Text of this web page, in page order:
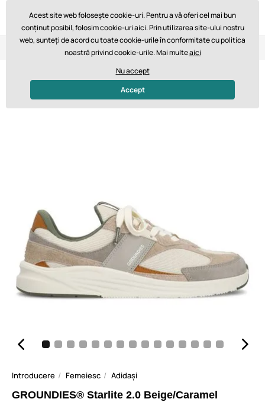
Retur în 14 zile Livrare rapidă de la 747,61 lei GRATUIT
-30%
Introducere Femeiesc Adidași
GROUNDIES® Starlite 2.0 Beige/Caramel
Acest site web folosește cookie-uri. Pentru a vă oferi cel mai bun
conținut posibil, folosim cookie-uri aici. Prin utilizarea site-ului nostru
web, sunteți de acord cu toate cookie-urile în conformitate cu politica
noastră privind cookie-urile. Mai multeaici
Nu accept
Accept